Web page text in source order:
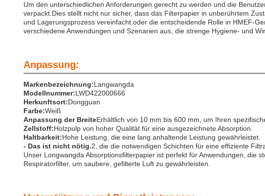
Um den unterschiedlichen Anforderungen gerecht zu werden und die
verpackt.Dies stellt nicht nur sicher, dass das Filterpapier in unberührtem
und Lagerungsprozess vereinfacht.oder die entscheidende Rolle in HMEF-
verschiedene Anwendungen und Szenarien aus, die strenge Hygiene- und
Anpassung:
Markenbezeichnung:Langwangda
Modellnummer:LWD422000666
Herkunftsort:Dongguan
Farbe:Weiß
Anpassung der BreiteErhältlich von 10 mm bis 600 mm, um Ihren
Zellstoff:Holzpulp von hoher Qualität für eine ausgezeichnete Absorption.
Haltbarkeit:Hohe Leistung, die eine lang anhaltende Leistung gewährleistet.
- Das ist nicht nötig.2, die die notwendigen Schichten für eine effiziente
Unser Longwangda Absorptionsfilterpapier ist perfekt für Anwendungen, die
Respiratorfilter, um saubere, gefilterte Luft zu gewährleisten.